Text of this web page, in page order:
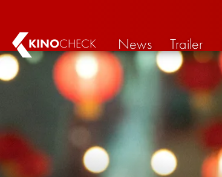
KINOCHECK News Trailer